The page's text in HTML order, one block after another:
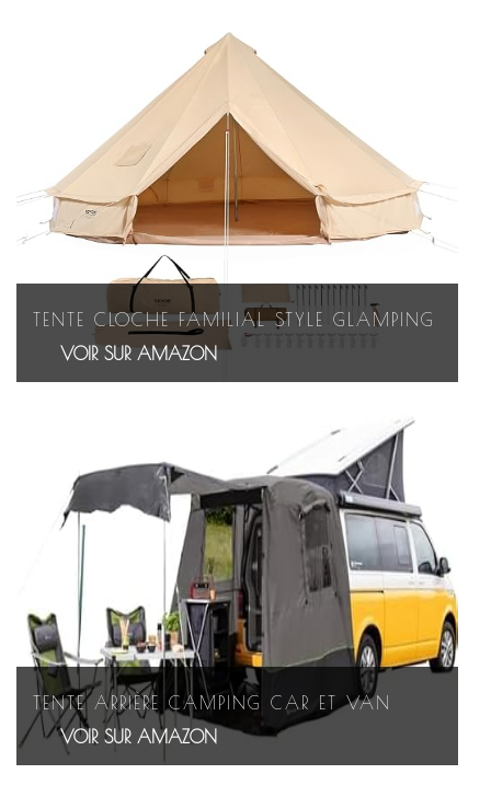
TENTE CLOCHE FAMILIAL STYLE GLAMPING
VOIR SUR AMAZON
TENTE ARRIÈRE CAMPING CAR ET VAN
VOIR SUR AMAZON